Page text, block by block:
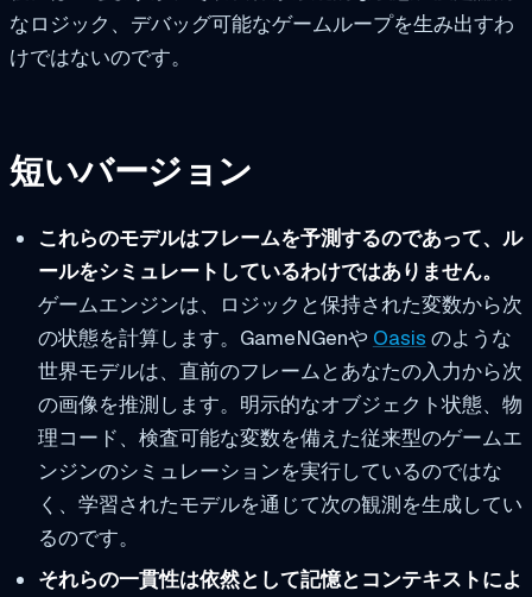
なロジック、デバッグ可能なゲームループを生み出すわ
けではないのです。
短いバージョン
これらのモデルはフレームを予測するのであって、ル
ールをシミュレートしているわけではありません。
ゲームエンジンは、ロジックと保持された変数から次
の状態を計算します。GameNGenや Oasis のような
世界モデルは、直前のフレームとあなたの入力から次
の画像を推測します。明示的なオブジェクト状態、物
理コード、検査可能な変数を備えた従来型のゲームエ
ンジンのシミュレーションを実行しているのではな
く、学習されたモデルを通じて次の観測を生成してい
るのです。
それらの一貫性は依然として記憶とコンテキストによ